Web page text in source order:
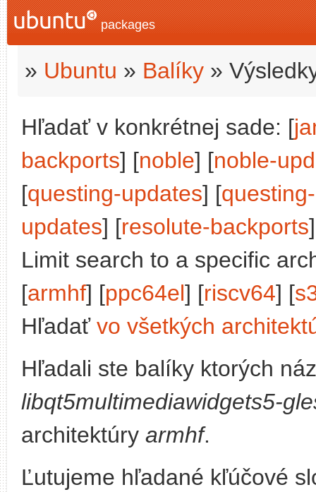
packages
» Ubuntu » Balíky »
Hľadať v konkrétnej sade: [
backports] [noble] [noble-
[questing-updates] [
updates] [resolute-backports
Limit search to a specific
[armhf] [ppc64el] [riscv64] [
Hľadať vo všetkých
Hľadali ste balíky ktorých
libqt5multimediawidgets5-
architektúry armhf.
Ľutujeme hľadané kľúčové